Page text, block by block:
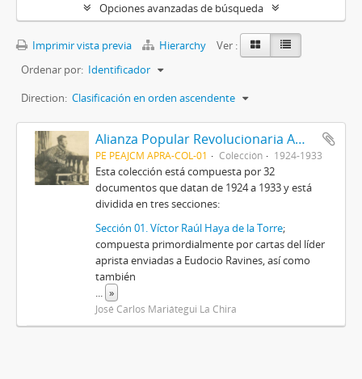
Opciones avanzadas de búsqueda
Imprimir vista previa Hierarchy
Ver :
Ordenar por: Identificador
Direction: Clasificación en orden ascendente
Alianza Popular Revolucionaria Americana-APRA (Colección)
PE PEAJCM APRA-COL-01 Colección 1924-1933
Esta colección está compuesta por 32
documentos que datan de 1924 a 1933 y está
dividida en tres secciones:
Sección 01. Víctor Raúl Haya de la Torre;
compuesta primordialmente por cartas del líder
aprista enviadas a Eudocio Ravines, así como
también
... »
José Carlos Mariátegui La Chira